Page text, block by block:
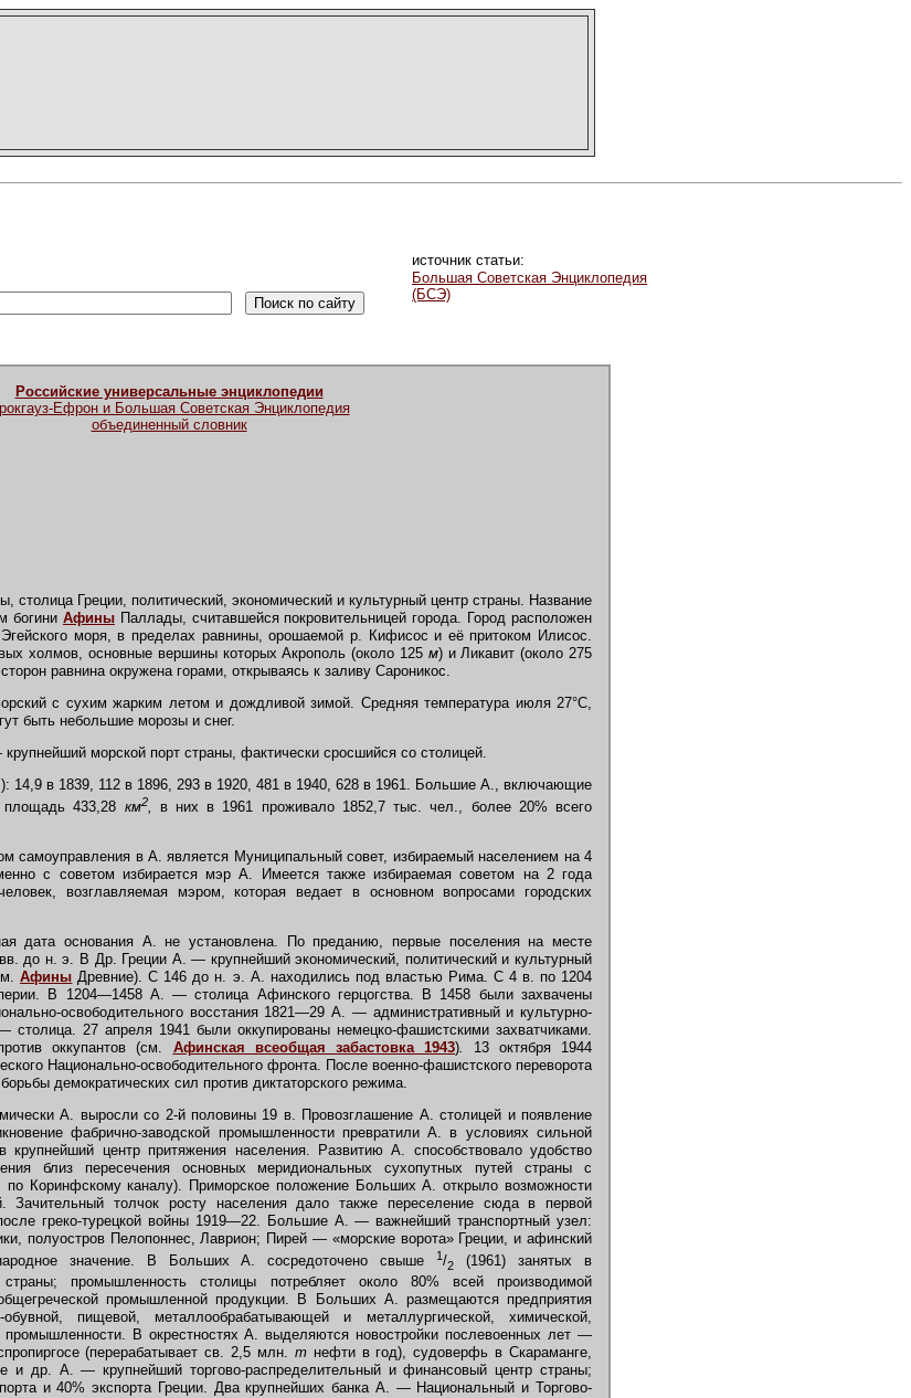
источник статьи:
Большая Советская Энциклопедия
(БСЭ)
Российские универсальные энциклопедии
Ефрон и Большая Советская Энциклопедия
объединенный словник
Греции, политический, экономический и культурный центр страны. Название
богини АфиныПаллады, считавшейся покровительницей города. Город расположен
Эгейского моря, в пределах равнины, орошаемой р. Кифисос и её притоком Илисос.
холмов, основные вершины которых Акрополь (около 125 м) и Ликавит (около 275
равнина окружена горами, открываясь к заливу Сароникос.
с сухим жарким летом и дождливой зимой. Средняя температура июля 27°C,
быть небольшие морозы и снег.
морской порт страны, фактически сросшийся со столицей.
14,9 в 1839, 112 в 1896, 293 в 1920, 481 в 1940, 628 в 1961. Большие А., включающие
433,28 км2,
в них в 1961 проживало 1852,7 тыс. чел., более 20% всего
самоуправления в А. является Муниципальный совет, избираемый населением на 4
с советом избирается мэр А. Имеется также избираемая советом на 2 года
возглавляемая мэром, которая ведает в основном вопросами городских
дата основания А. не установлена. По преданию, первые поселения на месте
до н. э. В Др. Греции А. — крупнейший экономический, политический и культурный
Афины Древние). С 146 до н. э. А. находились под властью Рима. С 4 в. по 1204
В 1204—1458 А. — столица Афинского герцогства. В 1458 были захвачены
освободительного восстания 1821—29 А. — административный и культурно-
столица. 27 апреля 1941 были оккупированы немецко-фашистскими захватчиками.
оккупантов (см. Афинская всеобщая забастовка 1943).
13 октября 1944
Национально-освободительного фронта. После военно-фашистского переворота
демократических сил против диктаторского режима.
А. выросли со 2-й половины 19 в. Провозглашение А. столицей и появление
фабрично-заводской промышленности превратили А. в условиях сильной
крупнейший центр притяжения населения. Развитию А. способствовало удобство
близ пересечения основных меридиональных сухопутных путей страны с
Коринфскому каналу). Приморское положение Больших А. открыло возможности
Зачительный толчок росту населения дало также переселение сюда в первой
греко-турецкой войны 1919—22. Большие А. — важнейший транспортный узел:
полуостров Пелопоннес, Лаврион; Пирей — «морские ворота» Греции, и афинский
значение. В Больших А. сосредоточено свыше1 /2
(1961) занятых в
промышленность столицы потребляет около 80% всей производимой
промышленной продукции. В Больших А. размещаются предприятия
обувной, пищевой, металлообрабатывающей и металлургической, химической,
промышленности. В окрестностях А. выделяются новостройки послевоенных лет —
(перерабатывает св. 2,5 млн. тнефти в год), судоверфь в Скараманге,
и др. А. — крупнейший торгово-распределительный и финансовый центр страны;
и 40% экспорта Греции. Два крупнейших банка А. — Национальный и Торгово-